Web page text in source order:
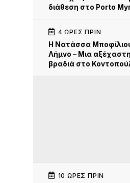
διάθεση στο Porto
4 ΏΡΕΣ ΠΡΙΝ
Η Νατάσσα
Λήμνο – Μια
βραδιά στο
10 ΏΡΕΣ ΠΡΙΝ